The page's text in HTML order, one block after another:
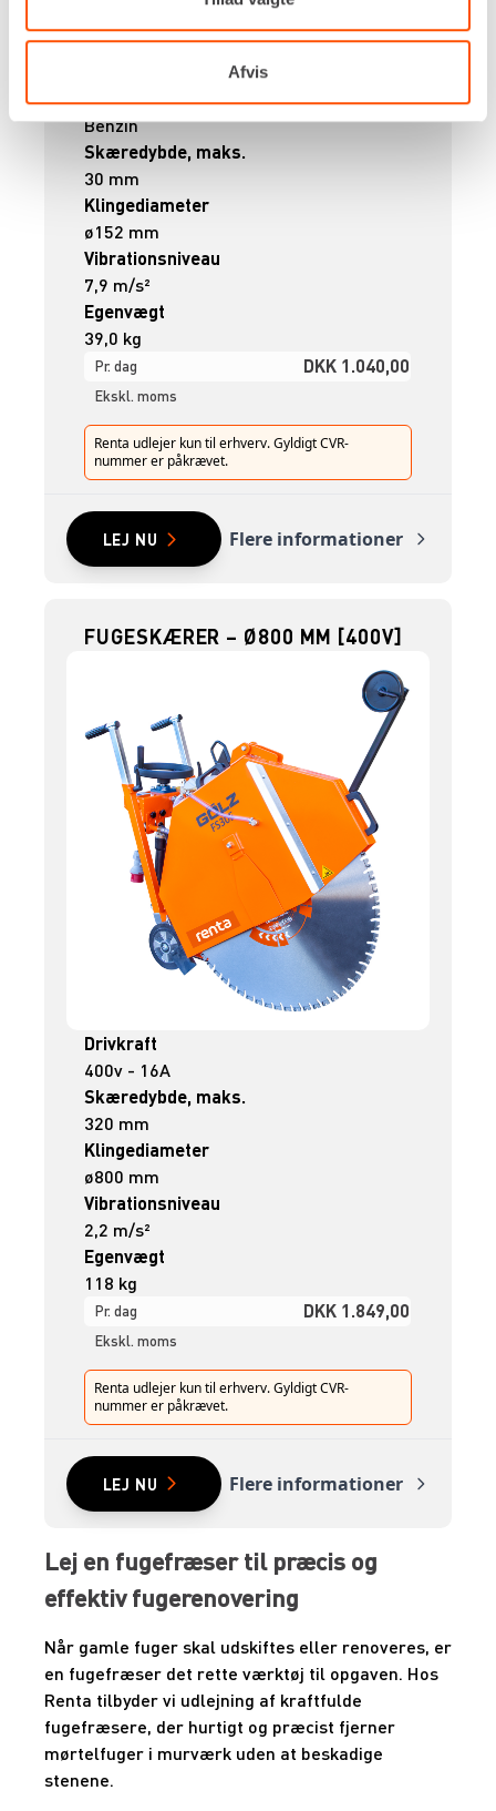
Afvis
Drivkraft
Benzin
Skæredybde, maks.
30 mm
Klingediameter
ø152 mm
Vibrationsniveau
7,9 m/s²
Egenvægt
39,0 kg
Pr. dag DKK 1.040,00
Ekskl. moms
Renta udlejer kun til erhverv. Gyldigt CVR-
nummer er påkrævet.
LEJ NU Flere informationer
FUGESKÆRER – Ø800 MM [400V]
Drivkraft
400v - 16A
Skæredybde, maks.
320 mm
Klingediameter
ø800 mm
Vibrationsniveau
2,2 m/s²
Egenvægt
118 kg
Pr. dag DKK 1.849,00
Ekskl. moms
Renta udlejer kun til erhverv. Gyldigt CVR-
nummer er påkrævet.
LEJ NU Flere informationer
Lej en fugefræser til præcis og
effektiv fugerenovering
Når gamle fuger skal udskiftes eller renoveres, er
en fugefræser det rette værktøj til opgaven. Hos
Renta tilbyder vi udlejning af kraftfulde
fugefræsere, der hurtigt og præcist fjerner
mørtelfuger i murværk uden at beskadige
stenene.